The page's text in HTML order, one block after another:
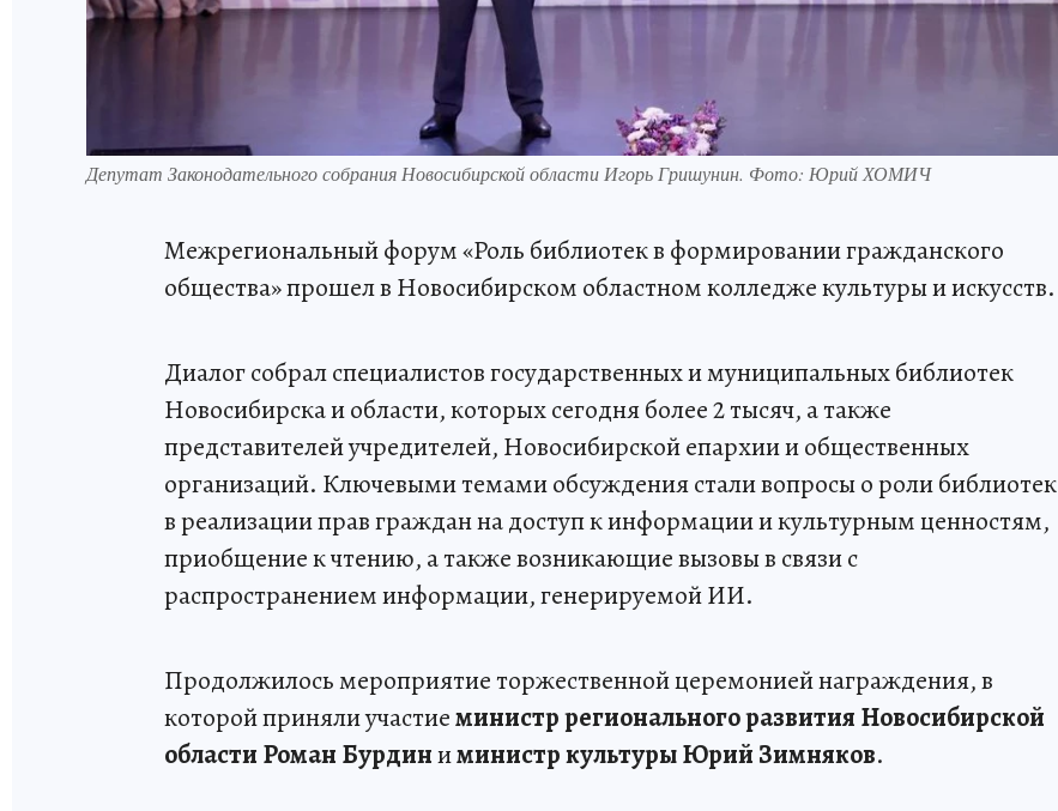
Депутат Законодательного собрания Новосибирской области Игорь Гришунин. Фото: Юрий ХОМИЧ
Межрегиональный форум «Роль библиотек в формировании гражданского
общества» прошел в Новосибирском областном колледже культуры и искусств.
Диалог собрал специалистов государственных и муниципальных библиотек
Новосибирска и области, которых сегодня более 2 тысяч, а также
представителей учредителей, Новосибирской епархии и общественных
организаций. Ключевыми темами обсуждения стали вопросы о роли библиотек
в реализации прав граждан на доступ к информации и культурным ценностям,
приобщение к чтению, а также возникающие вызовы в связи с
распространением информации, генерируемой ИИ.
Продолжилось мероприятие торжественной церемонией награждения, в
которой приняли участиеминистр регионального развития Новосибирской
области Роман Бурдиниминистр культурыЮрий Зимняков.